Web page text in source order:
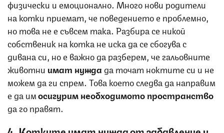
физически и емоционално. Много нови родители
на котки приемат, че поведението е проблемно,
но това не е съвсем така. Разбира се никой
собственик на котка не иска да се сбогува с
дивана си, но е важно да разберем, че гальовните
животни имат нуждада точат ноктите си и не
можем да ги спрем. Това което следва да направим
е да имосигурим необходимото пространство
да го правят.